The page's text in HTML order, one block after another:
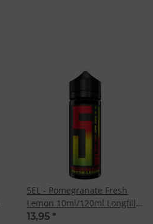
5EL - Pomegranate Fresh
Lemon 10ml/120ml Longfill-
Aroma
13,95 *